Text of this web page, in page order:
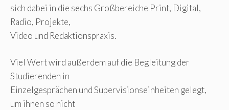
sich dabei in die sechs Großbereiche Print, Digital,
Radio, Projekte,
Video und Redaktionspraxis.
Viel Wert wird außerdem auf die Begleitung der
Studierenden in
Einzelgesprächen und Supervisionseinheiten gelegt,
um ihnen so nicht